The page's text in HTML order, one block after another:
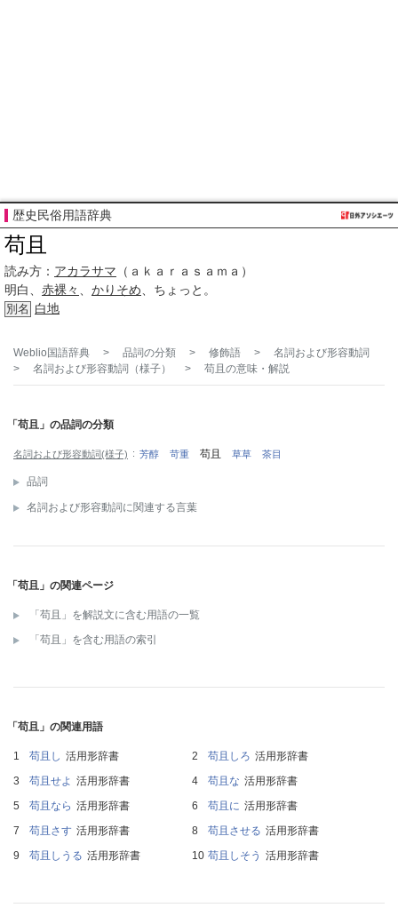
歴史民俗用語辞典
苟且
読み方： アカラサマ （ａｋａｒａｓａｍａ）
明白、 赤裸々 かりそめ 、ちょっと。
別名 白地
Weblio国語辞典 > 品詞の分類 > 修飾語 >
名詞および形容動詞
>
名詞および形容動詞（様子） > 苟且 の意味・解説
「苟且」の品詞の分類
名詞および形容動詞(様子) 芳醇 苛重 苟且 草草 茶目
品詞
名詞および形容動詞に関連する言葉
「苟且」の関連ページ
「苟且」を解説文に含む用語の一覧
「苟且」を含む用語の索引
「苟且」の関連用語
苟且し 活用形辞書 苟且しろ 活用形辞書
苟且せよ 活用形辞書 苟且な 活用形辞書
苟且なら 活用形辞書 苟且に 活用形辞書
苟且さす 活用形辞書 苟且させる 活用形辞書
苟且しうる 活用形辞書 苟且しそう 活用形辞書